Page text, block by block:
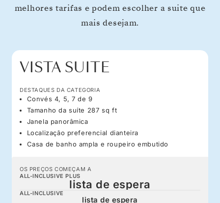
melhores tarifas e podem escolher a suite que
mais desejam.
VISTA SUITE
DESTAQUES DA CATEGORIA
Convés 4, 5, 7 de 9
Tamanho da suíte 287 sq ft
Janela panorâmica
Localização preferencial dianteira
Casa de banho ampla e roupeiro embutido
OS PREÇOS COMEÇAM A
ALL-INCLUSIVE PLUS
lista de espera
ALL-INCLUSIVE
lista de espera